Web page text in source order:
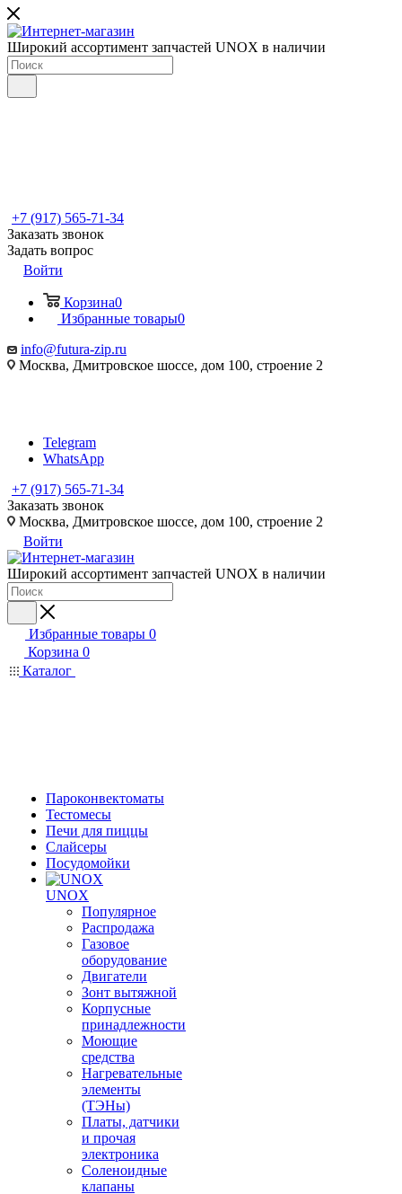
Широкий ассортимент запчастей UNOX в наличии
+7 (917) 565-71-34
Заказать звонок
Задать вопрос
Войти
Корзина0
Избранные товары0
info@futura-zip.ru
Москва, Дмитровское шоссе, дом 100, строение 2
Telegram
WhatsApp
+7 (917) 565-71-34
Заказать звонок
Москва, Дмитровское шоссе, дом 100, строение 2
Войти
Широкий ассортимент запчастей UNOX в наличии
Избранные товары 0
Корзина 0
Каталог
Пароконвектоматы
Тестомесы
Печи для пиццы
Слайсеры
Посудомойки
UNOX
Популярное
Распродажа
Газовое
оборудование
Двигатели
Зонт вытяжной
Корпусные
принадлежности
Моющие
средства
Нагревательные
элементы
(ТЭНы)
Платы, датчики
и прочая
электроника
Соленоидные
клапаны